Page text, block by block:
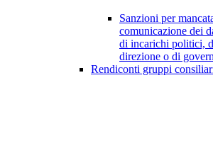
Sanzioni per
comunicazione dei
di incarichi politici,
direzione o di
Rendiconti gruppi